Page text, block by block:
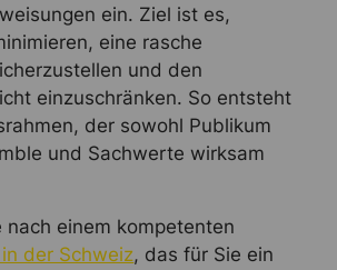
ein. Ziel ist es,
eine rasche
und den
einzuschränken. So entsteht
der sowohl Publikum
und Sachwerte wirksam
nach einem kompetenten
der Schweiz, das für Sie ein